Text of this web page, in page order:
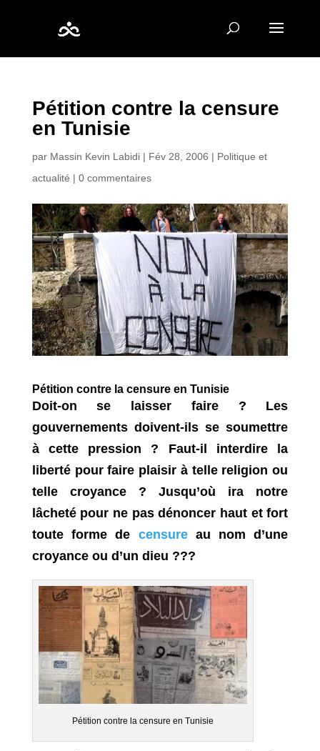
Pétition contre la censure
en Tunisie
par Massin Kevin Labidi| Fév 28, 2006 | Politique et
actualité | 0 commentaires
Pétition contre la censure en Tunisie
Doit-on se laisser faire ? Les
gouvernements doivent-ils se soumettre
à cette pression ? Faut-il interdire la
liberté pour faire plaisir à telle religion ou
telle croyance ? Jusqu’où ira notre
lâcheté pour ne pas dénoncer haut et fort
toute forme de censureau nom d’une
croyance ou d’un dieu ???
Pétition contre la censure en Tunisie